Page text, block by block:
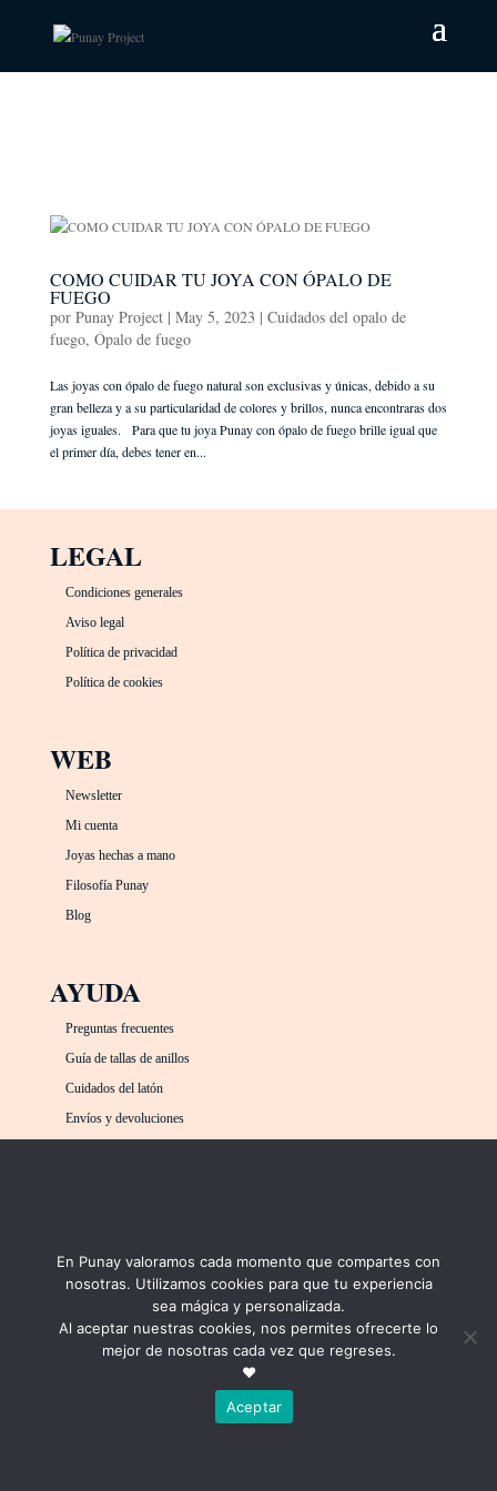
COMO CUIDAR TU JOYA CON ÓPALO DE
FUEGO
por Punay Project| May 5, 2023 | Cuidados del opalo de
fuego, Ópalo de fuego
Las joyas con ópalo de fuego natural son exclusivas y únicas, debido a su
gran belleza y a su particularidad de colores y brillos, nunca encontraras dos
joyas iguales. Para que tu joya Punay con ópalo de fuego brille igual que
el primer día, debes tener en...
LEGAL
Condiciones generales
Aviso legal
Política de privacidad
Política de cookies
WEB
Newsletter
Mi cuenta
Joyas hechas a mano
Filosofía Punay
Blog
AYUDA
Preguntas frecuentes
Guía de tallas de anillos
Cuidados del latón
Envíos y devoluciones
Carrito
Mi cuenta
En Punay valoramos cada momento que compartes con
nosotras. Utilizamos cookies para que tu experiencia
sea mágica y personalizada.
Al aceptar nuestras cookies, nos permites ofrecerte lo
mejor de nosotras cada vez que regreses.
❤
Aceptar